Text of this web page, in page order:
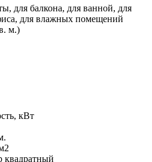
для балкона, для ванной, для
для влажных помещений
м.)
кВт
квадратный